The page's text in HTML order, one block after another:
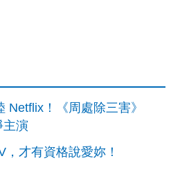
Netflix！《周處除三害》
主演
才有資格說愛妳！